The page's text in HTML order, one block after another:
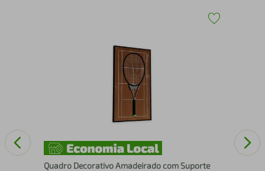
Quadro Decorativo Amadeirado com Suporte